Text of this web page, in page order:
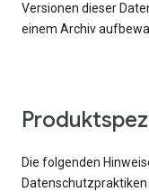
Versionen dieser
einem Archiv
Die folgenden